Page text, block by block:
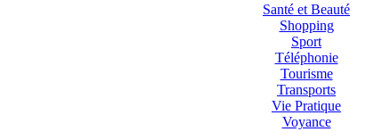
Santé et Beauté
Shopping
Sport
Téléphonie
Tourisme
Transports
Vie Pratique
Voyance